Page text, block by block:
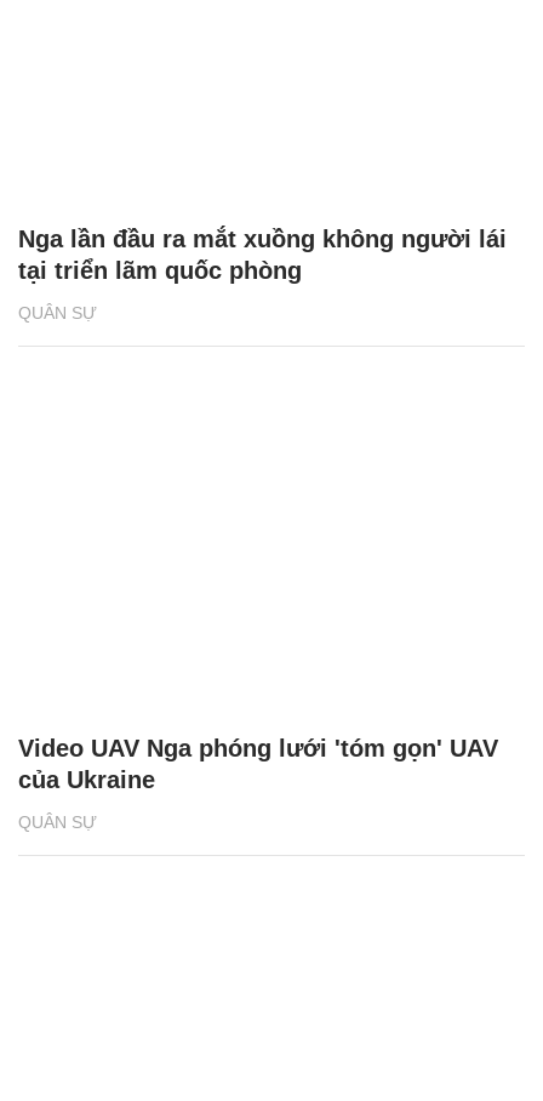
QUÂN SỰ
Nga lần đầu ra mắt xuồng không người lái
tại triển lãm quốc phòng
QUÂN SỰ
Video UAV Nga phóng lưới 'tóm gọn' UAV
của Ukraine